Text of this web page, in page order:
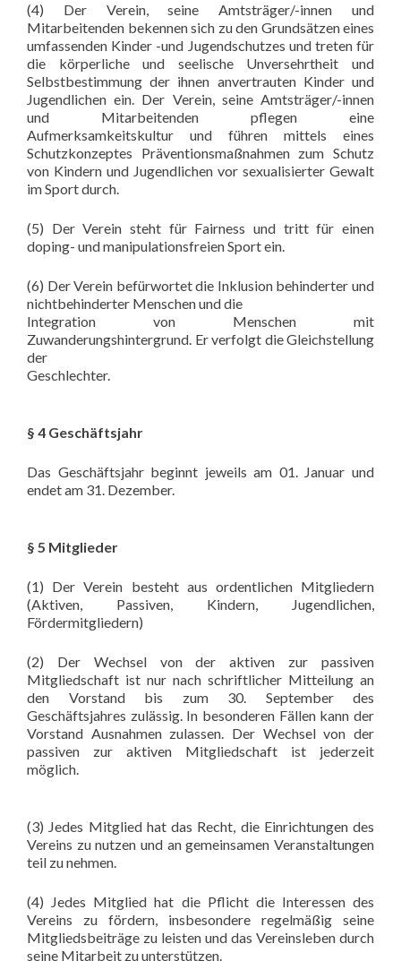
(4) Der Verein, seine Amtsträger/-innen und
Mitarbeitenden bekennen sich zu den Grundsätzen eines
umfassenden Kinder -und Jugendschutzes und treten für
die körperliche und seelische Unversehrtheit und
Selbstbestimmung der ihnen anvertrauten Kinder und
Jugendlichen ein. Der Verein, seine Amtsträger/-innen
und Mitarbeitenden pflegen eine
Aufmerksamkeitskultur und führen mittels eines
Schutzkonzeptes Präventionsmaßnahmen zum Schutz
von Kindern und Jugendlichen vor sexualisierter Gewalt
im Sport durch.
(5) Der Verein steht für Fairness und tritt für einen
doping- und manipulationsfreien Sport ein.
(6) Der Verein befürwortet die Inklusion behinderter und
nichtbehinderter Menschen und die
Integration von Menschen mit
Zuwanderungshintergrund. Er verfolgt die Gleichstellung
der
Geschlechter.
§ 4 Geschäftsjahr
Das Geschäftsjahr beginnt jeweils am 01. Januar und
endet am 31. Dezember.
§ 5 Mitglieder
(1) Der Verein besteht aus ordentlichen Mitgliedern
(Aktiven, Passiven, Kindern, Jugendlichen,
Fördermitgliedern)
(2) Der Wechsel von der aktiven zur passiven
Mitgliedschaft ist nur nach schriftlicher Mitteilung an
den Vorstand bis zum 30. September des
Geschäftsjahres zulässig. In besonderen Fällen kann der
Vorstand Ausnahmen zulassen. Der Wechsel von der
passiven zur aktiven Mitgliedschaft ist jederzeit
möglich.
(3) Jedes Mitglied hat das Recht, die Einrichtungen des
Vereins zu nutzen und an gemeinsamen Veranstaltungen
teil zu nehmen.
(4) Jedes Mitglied hat die Pflicht die Interessen des
Vereins zu fördern, insbesondere regelmäßig seine
Mitgliedsbeiträge zu leisten und das Vereinsleben durch
seine Mitarbeit zu unterstützen.